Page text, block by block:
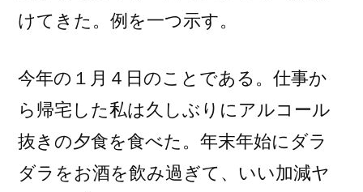
けてきた。例を一つ示す。
今年の１月４日のことである。仕事か
ら帰宅した私は久しぶりにアルコール
抜きの夕食を食べた。年末年始にダラ
ダラをお酒を飲み過ぎて、いい加減ヤ